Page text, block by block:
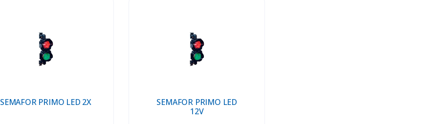
SEMAFOR PRIMO LED 2X
SEMAFOR PRIMO LED
12V